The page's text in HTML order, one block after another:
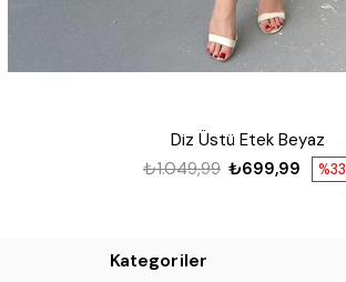
Diz Üstü Etek Beyaz
%33
₺699,99
₺1.049,99
Kategoriler